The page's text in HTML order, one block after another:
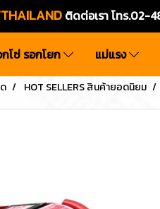
ติดต่อเรา โทร.02-
โซ่ รอกโยก แม่แรง
HOT SELLERS สินค้ายอดนิยม